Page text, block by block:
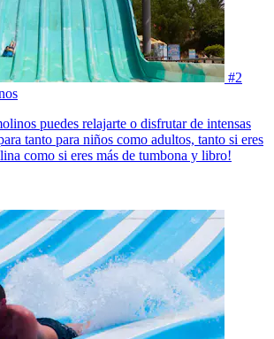
#2
puedes relajarte o disfrutar de intensas
tanto para niños como adultos, tanto si eres
como si eres más de tumbona y libro!